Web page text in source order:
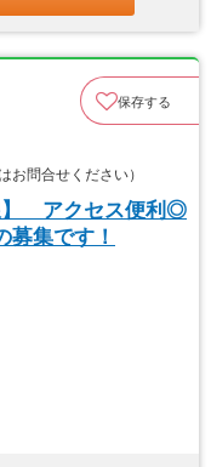
保存する
問合せください）
】 アクセス便利◎
集です！